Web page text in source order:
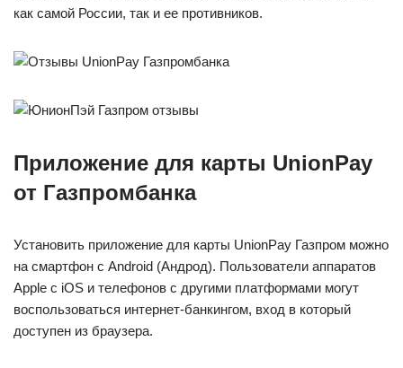
как самой России, так и ее противников.
Приложение для карты UnionPay
от Газпромбанка
Установить приложение для карты UnionPay Газпром можно
на смартфон с Android (Андрод). Пользователи аппаратов
Apple с iOS и телефонов с другими платформами могут
воспользоваться интернет-банкингом, вход в который
доступен из браузера.